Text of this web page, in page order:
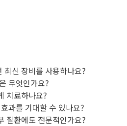
최신 장비를 사용하나요?
무엇인가요?
치료하나요?
과를 기대할 수 있나요?
질환에도 전문적인가요?